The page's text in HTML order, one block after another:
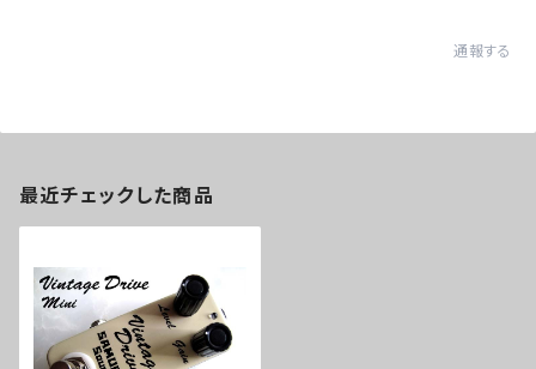
通報する
最近チェックした商品